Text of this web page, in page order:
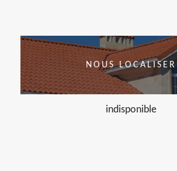
NOUS LOCALISER
indisponible